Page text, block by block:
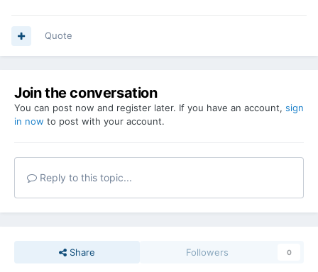
Quote
Join the conversation
You can post now and register later. If you have an account, sign
in now to post with your account.
Reply to this topic...
Share Followers 0